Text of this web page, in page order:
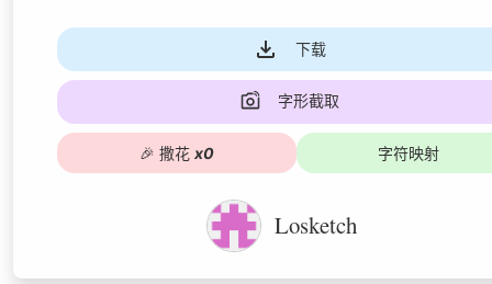
下载
字形截取
🎉 撒花 x0 字符映射
Losketch